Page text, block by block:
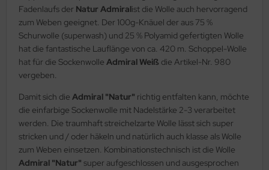
Fadenlaufs der Natur Admiralist die Wolle auch hervorragend
zum Weben geeignet. Der 100g-Knäuel der aus 75 %
Schurwolle (superwash) und 25 % Polyamid gefertigten Wolle
hat die fantastische Lauflänge von ca. 420 m. Schoppel-Wolle
hat für die Sockenwolle Admiral Weiß die Artikel-Nr. 980
vergeben.
Damit sich die Admiral "Natur" richtig entfalten kann, möchte
die einfarbige Sockenwolle mit Nadelstärke 2-3 verarbeitet
werden. Die traumhaft streichelzarte Wolle lässt sich super
stricken und / oder häkeln und natürlich auch klasse als Wolle
zum Weben einsetzen. Kombinationstechnisch ist die Wolle
Admiral "Natur" super aufgeschlossen und ausgesprochen